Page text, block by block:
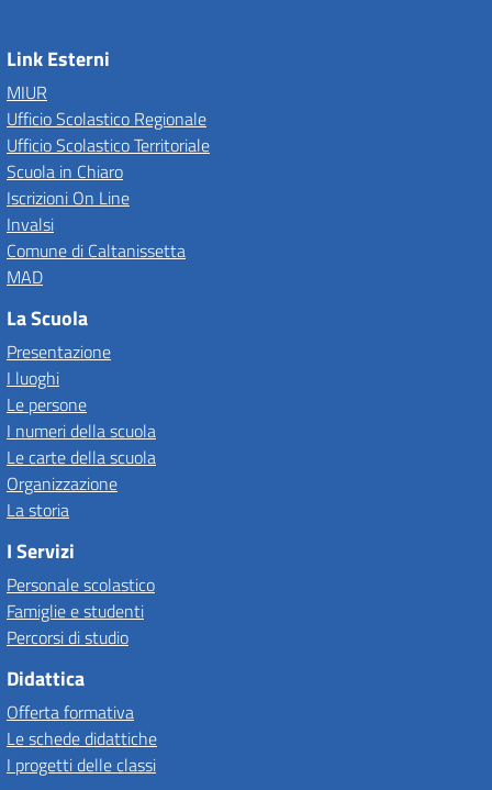
Link Esterni
MIUR
Ufficio Scolastico Regionale
Ufficio Scolastico Territoriale
Scuola in Chiaro
Iscrizioni On Line
Invalsi
Comune di Caltanissetta
MAD
La Scuola
Presentazione
I luoghi
Le persone
I numeri della scuola
Le carte della scuola
Organizzazione
La storia
I Servizi
Personale scolastico
Famiglie e studenti
Percorsi di studio
Didattica
Offerta formativa
Le schede didattiche
I progetti delle classi